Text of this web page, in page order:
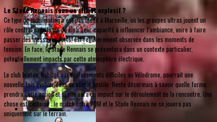
Le Stade Rennais sous un climat explosif ?
Ce type de mobilisation n’est pas inédit à Marseille, où les groupes ultras jouent un
rôle central dans la vie du club. Leur capacité à influencer l’ambiance, voire à faire
passer des messages forts, est régulièrement observée dans les moments de
tension. En face, le Stade Rennais se présentera dans un contexte particulier,
potentiellement impacté par cette atmosphère électrique.
Le club breton, habitué aux déplacements difficiles au Vélodrome, pourrait une
nouvelle fois évoluer dans un climat hostile. Reste désormais à savoir quelle forme
prendra cette action et si elle aura un impact sur le déroulement de la rencontre. Une
chose est certaine : le match entre l’OM et le Stade Rennais ne se jouera pas
uniquement sur le terrain.